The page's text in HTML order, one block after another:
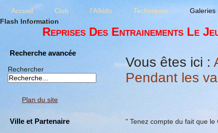
Accueil Club l'Aïkido Techniques
Galeries
Flash Information
Reprises Des Entrainements Le
Recherche avancée
Rechercher
Plan du site
Ville et Partenaire
Vous êtes ici :
Pendant les
" Tenez compte du fait que